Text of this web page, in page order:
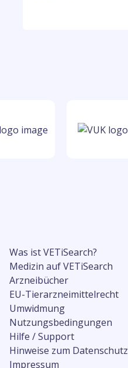
Was ist VETiSearch?
Medizin auf VETiSearch
Arzneibücher
EU-Tierarzneimittelrecht
Umwidmung
Nutzungsbedingungen
Hilfe / Support
Hinweise zum Datenschutz
Impressum